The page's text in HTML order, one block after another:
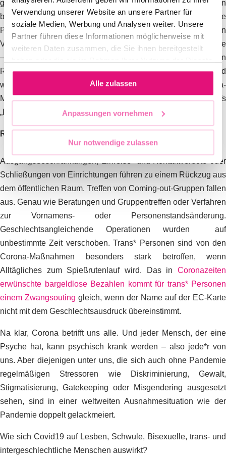
Verwendung unserer Website an unsere Partner für
soziale Medien, Werbung und Analysen weiter. Unsere
Partner führen diese Informationen möglicherweise mit
weiteren Daten zusammen, die Sie ihnen bereitgestellt
haben oder die sie im Rahmen Ihrer Nutzung der Dienste
gesammelt haben.
Alle zulassen
Anpassungen vornehmen
Nur notwendige zulassen
gleichgeschlechtliche Paare bzw. Lebenspartner*innen
berücksichtigt, doch bei der Definition von Familie hat die
Politik noch immer die heteronormative Idee einer biologischen
Verwandtschaft. Hier steht Herkunftsfamilie gegen Wahlfamilie
– letztere ist für viele überlebenswichtig. Alle Formen von
Regenbogenfamilien über den eigenen Hausstand hinaus sind
weitere betroffene „de-facto-Familien“. Bei den Corona-
Maßnahmen wäre ein umfassenderes Verständnis des Begriffs
„Familie“ oder „Haushalt“ wünschenswert gewesen.
Rückzug statt Sichtbarkeit
Ausgangsbeschränkungen, Einreise- und Kontaktverbote oder
Schließungen von Einrichtungen führen zu einem Rückzug aus
dem öffentlichen Raum. Treffen von Coming-out-Gruppen fallen
aus. Genau wie Beratungen und Gruppentreffen oder Verfahren
zur Vornamens- oder Personenstandsänderung.
Geschlechtsangleichende Operationen wurden auf
unbestimmte Zeit verschoben. Trans* Personen sind von den
Corona-Maßnahmen besonders stark betroffen, wenn
Alltägliches zum Spießrutenlauf wird. Das in Coronazeiten
erwünschte bargeldlose Bezahlen kommt für trans* Personen
einem Zwangsouting gleich, wenn der Name auf der EC-Karte
nicht mit dem Geschlechtsausdruck übereinstimmt.
Na klar, Corona betrifft uns alle. Und jeder Mensch, der eine
Psyche hat, kann psychisch krank werden – also jede*r von
uns. Aber diejenigen unter uns, die sich auch ohne Pandemie
regelmäßigen Stressoren wie Diskriminierung, Gewalt,
Stigmatisierung, Gatekeeping oder Misgendering ausgesetzt
sehen, sind in einer weltweiten Ausnahmesituation wie der
Pandemie doppelt gelackmeiert.
Wie sich Covid19 auf Lesben, Schwule, Bisexuelle, trans- und
intergeschlechtliche Menschen auswirkt?